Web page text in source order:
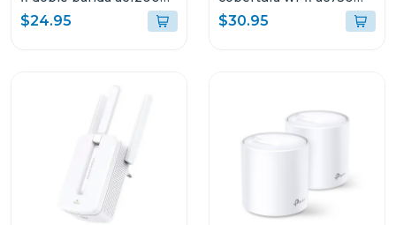
e30
$24.95
link backup re
$30.95